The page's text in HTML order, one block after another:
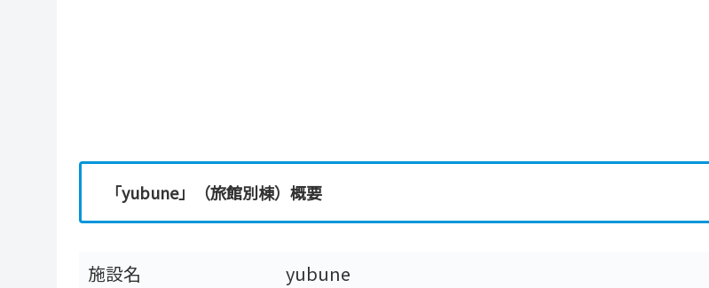
「yubune」（旅館別棟）概要
施設名
yubune